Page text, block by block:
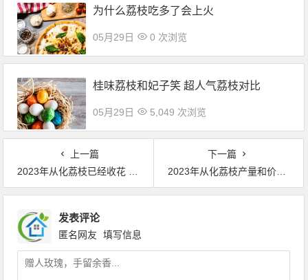
为什么荔枝吃多了会上火
05月29日 0 次浏览
桂味荔枝和妃子笑 超人气荔枝对比
05月29日 5,049 次浏览
上一篇
2023年从化荔枝已经收花 结果情况非常理想
下一篇
2023年从化荔枝产量和价格情况预估
发表评论
匿名网友 填写信息